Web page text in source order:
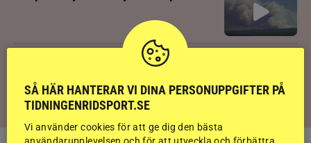
Ridsport Play: Grand Prix-tränaren avslöjar
sina knep – så blir hästen trygg överallt
SÅ HÄR HANTERAR VI DINA PERSONUPPGIFTER PÅ
TIDNINGENRIDSPORT.SE
Vi använder cookies för att ge dig den bästa